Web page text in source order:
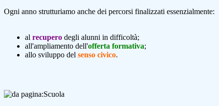
Ogni anno strutturiamo anche dei percorsi finalizzati essenzialmente:
al recupero degli alunni in difficoltà;
all'ampliamento dell'offerta formativa;
allo sviluppo del senso civico.